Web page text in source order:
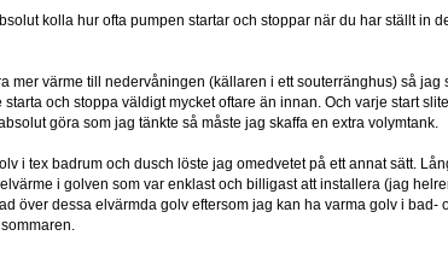
kolla hur ofta pumpen startar och stoppar när du har ställt in
mer värme till nedervåningen (källaren i ett souterränghus) så
och stoppa väldigt mycket oftare än innan. Och varje start
göra som jag tänkte så måste jag skaffa en extra volymtank.
i tex badrum och dusch löste jag omedvetet på ett annat sätt.
i golven som var enklast och billigast att installera (jag
över dessa elvärmda golv eftersom jag kan ha varma golv i bad-